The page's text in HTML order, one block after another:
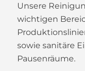
Unsere
wichtigen
sowie sanitäre
Pausenräume.